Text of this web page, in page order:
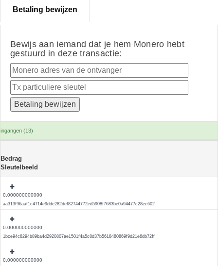
Betaling bewijzen
Bewijs aan iemand dat je hem Monero hebt
gestuurd in deze transactie:
ingangen (13)
Bedrag
Sleutelbeeld
0.000000000000
aa313f96aaf1c4714e9dde282def82744772ed5908f7683be0a94477c28ec602
0.000000000000
1bce94c8294b89ba4d2920807ae1501f4a5c8d37b5618480869f9d21e6db72ff
0.000000000000